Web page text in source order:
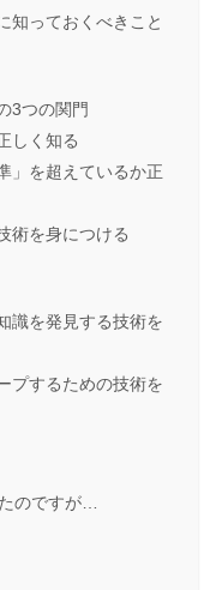
知っておくべきこと
3つの関門
しく知る
」を超えているか正
術を身につける
識を発見する技術を
プするための技術を
のですが…